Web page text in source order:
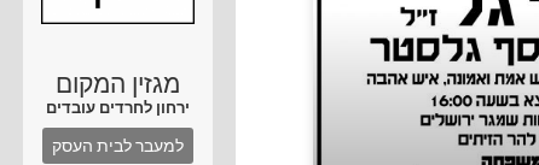
מגזין המקום
ירחון לחרדים עובדים
למעבר לבית העסק